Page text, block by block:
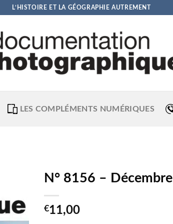
L’HISTOIRE ET LA GÉOGRAPHIE AUTREMENT
LES COMPLÉMENTS NUMÉRIQUES
N° 8156 –
€11,00